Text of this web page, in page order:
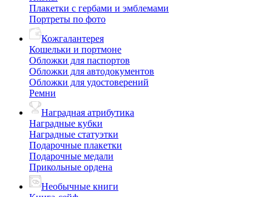
Плакетки с гербами и эмблемами
Портреты по фото
Кожгалантерея
Кошельки и портмоне
Обложки для паспортов
Обложки для автодокументов
Обложки для удостоверений
Ремни
Наградная атрибутика
Наградные кубки
Наградные статуэтки
Подарочные плакетки
Подарочные медали
Прикольные ордена
Необычные книги